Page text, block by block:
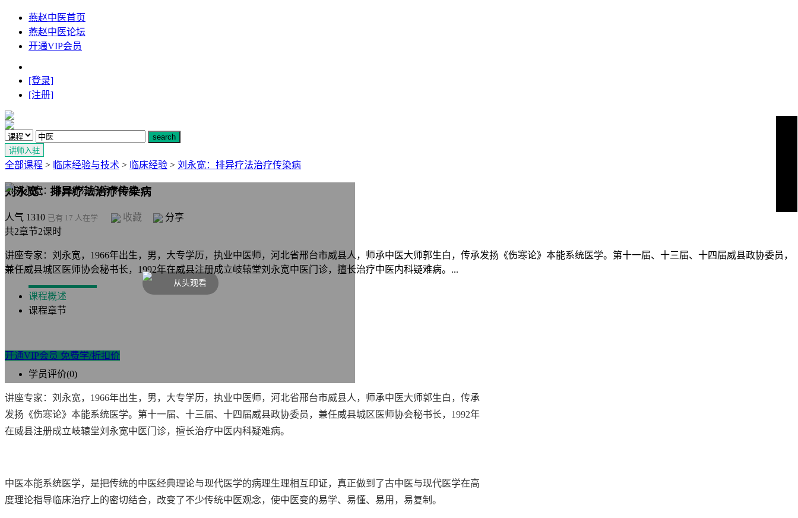
燕赵中医首页
燕赵中医论坛
开通VIP会员
[登录]
[注册]
全部课程 > 临床经验与技术 > 临床经验 > 刘永宽：排异疗法治疗传染病
从头观看
刘永宽：排异疗法治疗传染病
人气 1310 已有 17 人在学 收藏
分享
共2章节2课时
讲座专家：刘永宽，1966年出生，男，大专学历，执业中医师，河北省邢台市威县人，师承中医大师郭生白，传承发扬《伤寒论》本能系统医学。第十一届、十三届、十四届威县政协委员，
兼任威县城区医师协会秘书长，1992年在威县注册成立岐辕堂刘永宽中医门诊，擅长治疗中医内科疑难病。...
开通VIP会员 免费学/折扣价
课程概述
课程章节
学员评价(0)
讲座专家：刘永宽，1966年出生，男，大专学历，执业中医师，河北省邢台市威县人，师承中医大师郭生白，传承
发扬《伤寒论》本能系统医学。第十一届、十三届、十四届威县政协委员，兼任威县城区医师协会秘书长，1992年
在威县注册成立岐辕堂刘永宽中医门诊，擅长治疗中医内科疑难病。
中医本能系统医学，是把传统的中医经典理论与现代医学的病理生理相互印证，真正做到了古中医与现代医学在高
度理论指导临床治疗上的密切结合，改变了不少传统中医观念，使中医变的易学、易懂、易用，易复制。